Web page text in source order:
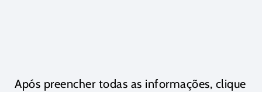
Após preencher todas as informações, clique